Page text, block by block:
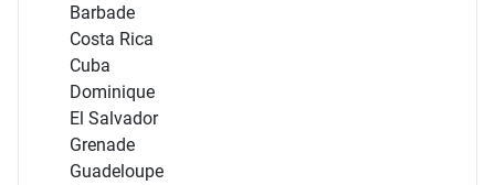
Barbade
Costa Rica
Cuba
Dominique
El Salvador
Grenade
Guadeloupe